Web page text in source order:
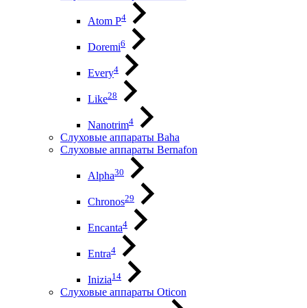
Atom P4
Doremi6
Every4
Like28
Nanotrim4
Слуховые аппараты Baha
Слуховые аппараты Bernafon
Alpha30
Chronos29
Encanta4
Entra4
Inizia14
Слуховые аппараты Oticon